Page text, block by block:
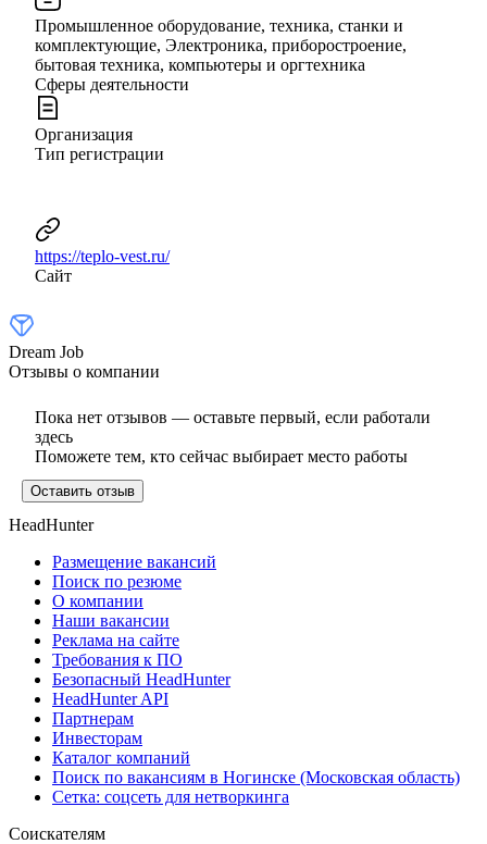
Промышленное оборудование, техника, станки и
комплектующие, Электроника, приборостроение,
бытовая техника, компьютеры и оргтехника
Сферы деятельности
Организация
Тип регистрации
https://teplo-vest.ru/
Сайт
Dream Job
Отзывы о компании
Пока нет отзывов — оставьте первый, если работали
здесь
Поможете тем, кто сейчас выбирает место работы
Оставить отзыв
HeadHunter
Размещение вакансий
Поиск по резюме
О компании
Наши вакансии
Реклама на сайте
Требования к ПО
Безопасный HeadHunter
HeadHunter API
Партнерам
Инвесторам
Каталог компаний
Поиск по вакансиям в Ногинске (Московская область)
Сетка: соцсеть для нетворкинга
Соискателям